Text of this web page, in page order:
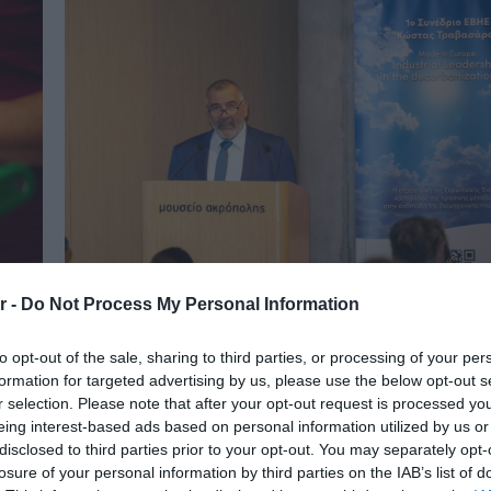
- Do Not Process My Personal Information
opt-out of the sale, sharing to third parties, or processing of your
for targeted advertising by us, please use the below opt-out
selection. Please note that after your opt-out request is processed
interest-based ads based on personal information utilized by us
to third parties prior to your opt-out. You may separately
of your personal information by third parties on the IAB’s list of
ΕΒΗΕ: Ολοκληρώθηκε με επιτυχία το 1ο
συνέδριο – Στο επίκεντρο η νέα
στρατηγική «Made in Europe»
Τονίστηκε η ανάγκη θωράκισης των ευρωπαϊκών
τεχνολογιών, στις οποίες συγκαταλέγονται τα